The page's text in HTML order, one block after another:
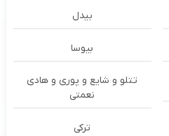
بیدل
بیوسا
تتلو و شایع و پوری و هادی
نعمتی
ترکی